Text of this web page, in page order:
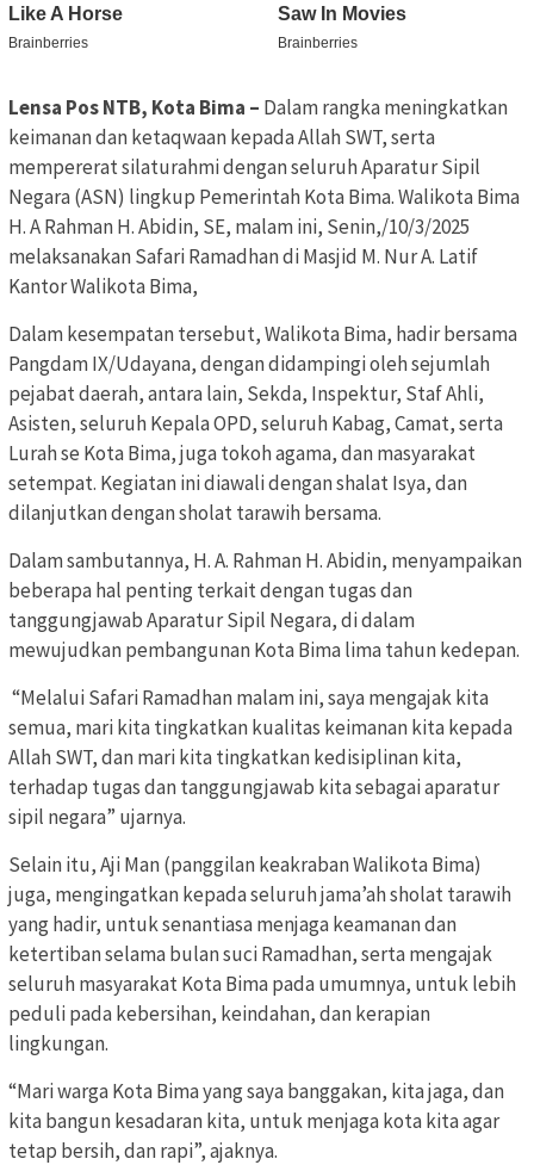
Lensa Pos NTB, Kota Bima – Dalam rangka meningkatkan
keimanan dan ketaqwaan kepada Allah SWT, serta
mempererat silaturahmi dengan seluruh Aparatur Sipil
Negara (ASN) lingkup Pemerintah Kota Bima. Walikota Bima
H. A Rahman H. Abidin, SE, malam ini, Senin,/10/3/2025
melaksanakan Safari Ramadhan di Masjid M. Nur A. Latif
Kantor Walikota Bima,
Dalam kesempatan tersebut, Walikota Bima, hadir bersama
Pangdam IX/Udayana, dengan didampingi oleh sejumlah
pejabat daerah, antara lain, Sekda, Inspektur, Staf Ahli,
Asisten, seluruh Kepala OPD, seluruh Kabag, Camat, serta
Lurah se Kota Bima, juga tokoh agama, dan masyarakat
setempat. Kegiatan ini diawali dengan shalat Isya, dan
dilanjutkan dengan sholat tarawih bersama.
Dalam sambutannya, H. A. Rahman H. Abidin, menyampaikan
beberapa hal penting terkait dengan tugas dan
tanggungjawab Aparatur Sipil Negara, di dalam
mewujudkan pembangunan Kota Bima lima tahun kedepan.
“Melalui Safari Ramadhan malam ini, saya mengajak kita
semua, mari kita tingkatkan kualitas keimanan kita kepada
Allah SWT, dan mari kita tingkatkan kedisiplinan kita,
terhadap tugas dan tanggungjawab kita sebagai aparatur
sipil negara” ujarnya.
Selain itu, Aji Man (panggilan keakraban Walikota Bima)
juga, mengingatkan kepada seluruh jama’ah sholat tarawih
yang hadir, untuk senantiasa menjaga keamanan dan
ketertiban selama bulan suci Ramadhan, serta mengajak
seluruh masyarakat Kota Bima pada umumnya, untuk lebih
peduli pada kebersihan, keindahan, dan kerapian
lingkungan.
“Mari warga Kota Bima yang saya banggakan, kita jaga, dan
kita bangun kesadaran kita, untuk menjaga kota kita agar
tetap bersih, dan rapi”, ajaknya.